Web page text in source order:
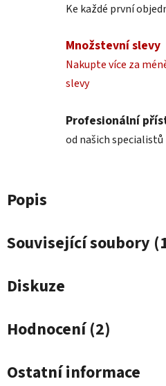
Ke každé první
Množstevní slevy
Nakupte více za
slevy
Profesionální
od našich specialistů
Popis
Související soubory
Diskuze
Hodnocení (2)
Ostatní informace